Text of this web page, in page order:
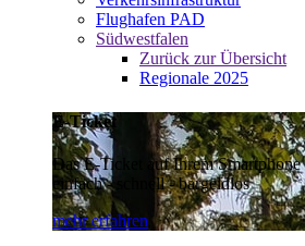
Flughafen PAD
Südwestfalen
Zurück zur Übersicht
Regionale 2025
E-Ticket
Das E-Ticket auf Ihrem
einfach - schnell - bargeldlos
mehr erfahren